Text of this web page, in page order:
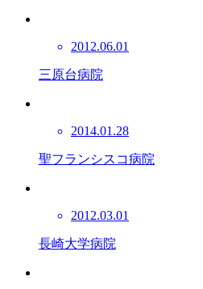
2012.06.01
三原台病院
2014.01.28
聖フランシスコ病院
2012.03.01
長崎大学病院